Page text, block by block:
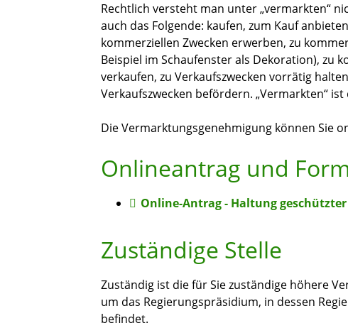
Rechtlich versteht man unter „vermarkten“
auch das Folgende: kaufen, zum Kauf
kommerziellen Zwecken erwerben, zu
Beispiel im Schaufenster als Dekoration), zu
verkaufen, zu Verkaufszwecken vorrätig
Verkaufszwecken befördern. „Vermarkten“
Die Vermarktungsgenehmigung können Sie
Onlineantrag und
Online-Antrag - Haltung
Zuständige Stelle
Zuständig ist die für Sie zuständige höhere
um das Regierungspräsidium, in dessen
befindet.